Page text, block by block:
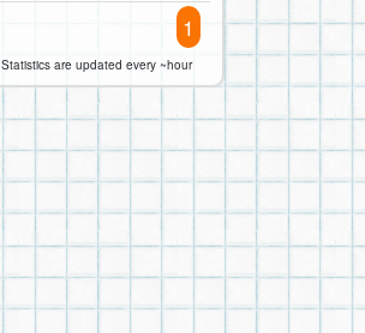
1
Statistics are updated every ~hour